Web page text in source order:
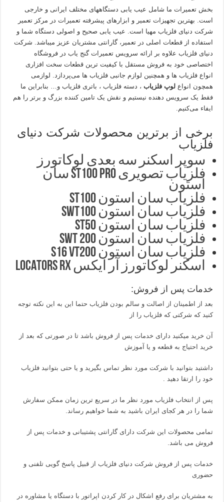
بخش تعمیرات ما شامل عیب یابی دستگاههای مختلف ایرانی و خارجی
است. بهترین تجهیزات تعمیر و ابزارهای پیشرفته تعمیرات در مرکز تعمیر
شرکت دنیای فلزیاب مهیا است. عیب یابی صحیح و اصولی دستگاه شما و
استفاده از قطعات اصلی در تعمیر، گارانتی مشتریان عزیز میباشد. شرکت
دنیای فلزیاب علاوه بر ارائه سرویس تعمیرات گنج یاب در فروشگاه
اختصاصی خود به فروش مستقل با کیفیت ترین قطعات سخت افزاری
انواع فلزیاب ها و همچنین لوازم جانبی فلزیاب ها می‌پردازد. لوازمی
همچون انواعلوپ فلزیاب ، دسته فلزیاب ، باتری فلزیاب و… بنابراین ما
فقط یک سرویس دهنده نیستیم و نقش یک تامین کننده بزرگ و برتر را هم
ایفاء می‌کنیم.
برخی از برترین محصولات شرکت دنیای
فلزیاب
سوپر اسکنر سه بعدی لوکاتورز
فلزیاب تصویری ST100 pro سان
استون
فلزیاب سان استون ST100
فلزیاب سان استون SWT100
فلزیاب سان استون ST50
فلزیاب سان استون SWT 200
فلزیاب سان استون S16 VT200
اسکنر لوکاتورز آر ایکس LOCATORS RX
خدمات پس از فروش:
بعد از اطمینان از اصالت و سالم بودن فلزیاب حتما این به این نکته توجه
کنید که شرکتی که فلزیاب را از
آن خرید میکنید دارای خدمات پس از فروش باشد تا در صورتی که بعد از
خرید احتیاج به قطعه و یا آموزش
داشتید بتوانید با شرکت مورد نظر تماس بگیرید و یا حتی بتوانید فلزیاب
خود را ارتقا دهید .
پس از انتخاب فلزیاب مورد نظر ما در سریع ترین زمان ممکن سفارش
شما را در هر کجای ایران باشید به شما خواهیم رساند.
تمامی محصولات این شرکت دارای گارانتی پشتیبانی و خدمات پس از
فروش می باشد.
خدمات پس از فروش شرکت دنیای فلزیاب از قبیل پاسخ گویی تلفنی و
حضوری
به مشتریان برای رفع اشکال در کار کردن اپراتور با دستگاه یا مشاوره در